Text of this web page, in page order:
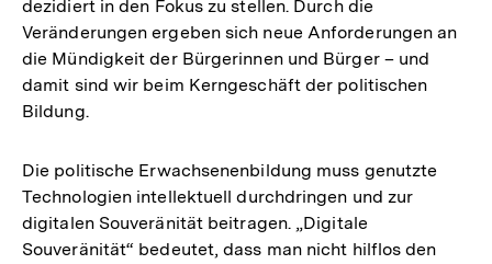
dezidiert in den Fokus zu stellen. Durch die
Veränderungen ergeben sich neue Anforderungen an
die Mündigkeit der Bürgerinnen und Bürger – und
damit sind wir beim Kerngeschäft der politischen
Bildung.
Die politische Erwachsenenbildung muss genutzte
Technologien intellektuell durchdringen und zur
digitalen Souveränität beitragen. „Digitale
Souveränität“ bedeutet, dass man nicht hilflos den